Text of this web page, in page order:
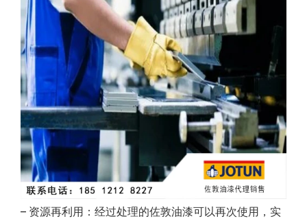
– 资源再利用：经过处理的佐敦油漆可以再次使用，实